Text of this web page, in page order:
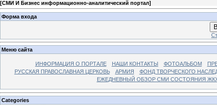
[СМИ И Бизнес информационно-аналитический портал]
Форма входа
Меню сайта
ИНФОРМАЦИЯ О ПОРТАЛЕ НАШИ КОНТАКТЫ ФОТОАЛЬБОМ
РУССКАЯ ПРАВОСЛАВНАЯ ЦЕРКОВЬ
АРМИЯ
ФОНД ТВОРЧЕСКОГО
ЕЖЕДНЕВНЫЙ ОБЗОР СМИ СОСТОЯНИЯ
Categories